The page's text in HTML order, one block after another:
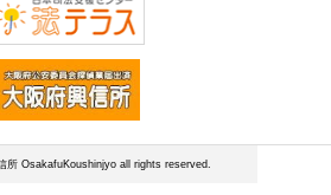
所 OsakafuKoushinjyo all rights reserved.